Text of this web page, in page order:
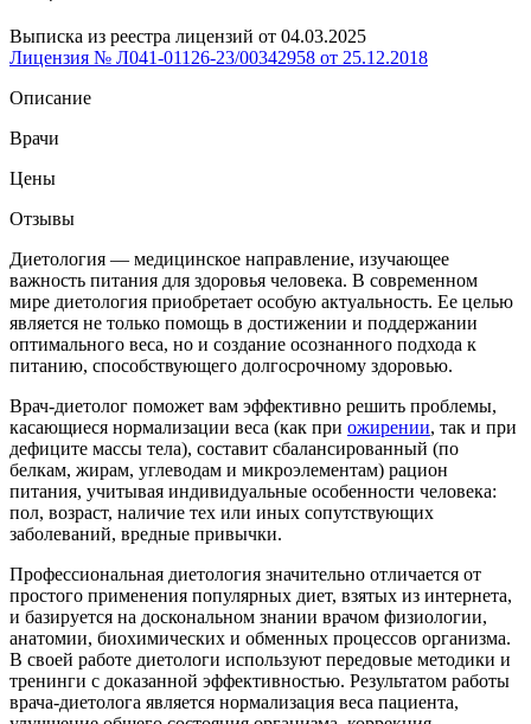
Выписка из реестра лицензий от 04.03.2025
Лицензия № Л041-01126-23/00342958 от 25.12.2018
Описание
Врачи
Цены
Отзывы
Диетология — медицинское направление, изучающее
важность питания для здоровья человека. В современном
мире диетология приобретает особую актуальность. Ее целью
является не только помощь в достижении и поддержании
оптимального веса, но и создание осознанного подхода к
питанию, способствующего долгосрочному здоровью.
Врач-диетолог поможет вам эффективно решить проблемы,
касающиеся нормализации веса (как при ожирении, так и при
дефиците массы тела), составит сбалансированный (по
белкам, жирам, углеводам и микроэлементам) рацион
питания, учитывая индивидуальные особенности человека:
пол, возраст, наличие тех или иных сопутствующих
заболеваний, вредные привычки.
Профессиональная диетология значительно отличается от
простого применения популярных диет, взятых из интернета,
и базируется на доскональном знании врачом физиологии,
анатомии, биохимических и обменных процессов организма.
В своей работе диетологи используют передовые методики и
тренинги с доказанной эффективностью. Результатом работы
врача-диетолога является нормализация веса пациента,